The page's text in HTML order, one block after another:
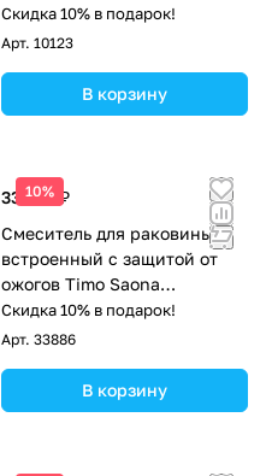
Скидка 10% в подарок!
Арт. 10123
В корзину
10%
33 108 ₽
Смеситель для раковины
встроенный с защитой от
ожогов Timo Saona
2391/00SM хром
Скидка 10% в подарок!
Арт. 33886
В корзину